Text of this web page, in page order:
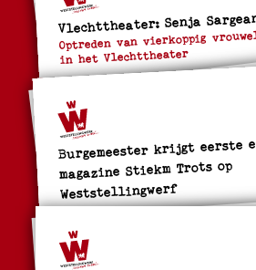
Vlechttheater: Senja
Optreden van vierkoppig
in het Vlechttheater
Burgemeester krijgt eerste
magazine Stiekm Trots op
Weststellingwerf